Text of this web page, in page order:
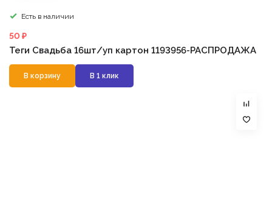
Есть в наличии
50 ₽
Теги Свадьба 16шт/уп картон 1193956-РАСПРОДАЖА
В корзину В 1 клик